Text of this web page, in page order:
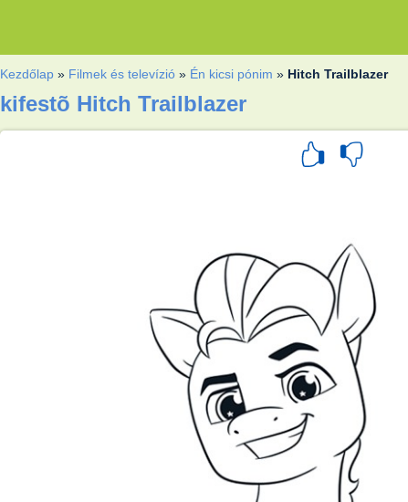
Kezdőlap » Filmek és televízió » Én kicsi pónim » Hitch Trailblazer
kifestõ Hitch Trailblazer